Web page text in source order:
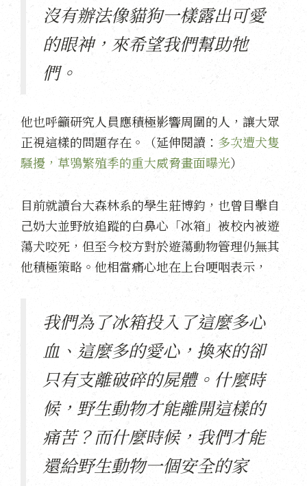
沒有辦法像貓狗一樣露出可愛
的眼神，來希望我們幫助牠
們。
他也呼籲研究人員應積極影響周圍的人，讓大眾
正視這樣的問題存在。（延伸閱讀： 多次遭犬隻
騷擾，草鴞繁殖季的重大威脅畫面曝光）
目前就讀台大森林系的學生莊博鈞，也曾目擊自
己奶大並野放追蹤的白鼻心「冰箱」被校內被遊
蕩犬咬死，但至今校方對於遊蕩動物管理仍無其
他積極策略。他相當痛心地在上台哽咽表示，
我們為了冰箱投入了這麼多心
血、這麼多的愛心，換來的卻
只有支離破碎的屍體。什麼時
候，野生動物才能離開這樣的
痛苦？而什麼時候，我們才能
還給野生動物一個安全的家